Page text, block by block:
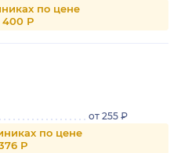
по цене
400 Р
от 255 ₽
по цене
Р